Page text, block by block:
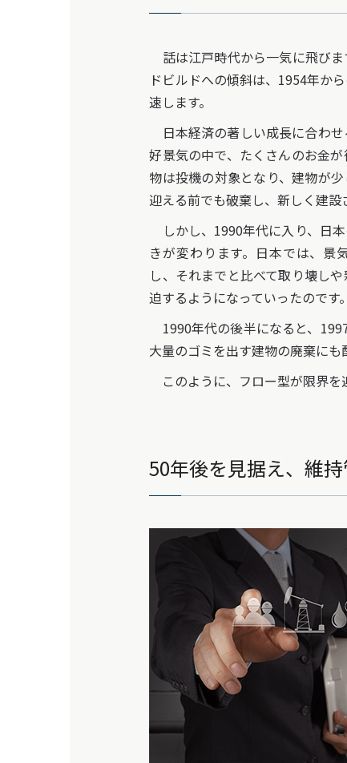
話は江戸時代から一気に飛び
ドビルドへの傾斜は、1954年か
速します。
日本経済の著しい成長に合わ
好景気の中で、たくさんのお金
物は投機の対象となり、建物が
迎える前でも破棄し、新しく建設
しかし、1990年代に入り、日
きが変わります。日本では、景
し、それまでと比べて取り壊し
迫するようになっていったのです。
1990年代の後半になると、
大量のゴミを出す建物の廃棄にも
このように、フロー型が限界を
50年後を見据え、維